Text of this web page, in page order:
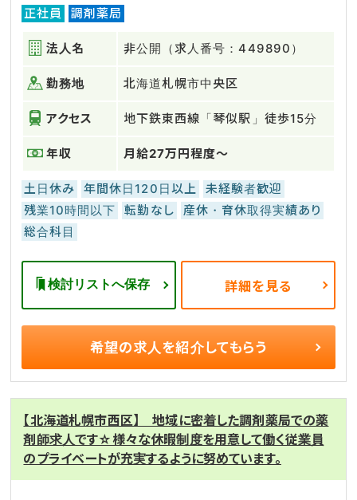
正社員 調剤薬局
法人名 非公開（求人番号：449890）
勤務地 北海道札幌市中央区
アクセス 地下鉄東西線「琴似駅」徒歩15分
年収 月給27万円程度～
土日休み 年間休日120日以上
未経験者歓迎
残業10時間以下
転勤なし
産休・育休取得実績あり
総合科目
検討リストへ保存 詳細を見る
希望の求人を紹介してもらう
【北海道札幌市西区】 地域に密着した調剤薬局での薬
剤師求人です☆様々な休暇制度を用意して働く従業員
のプライベートが充実するように努めています。